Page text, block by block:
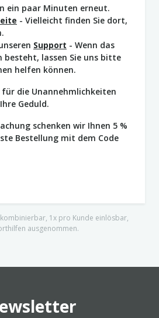
ein paar Minuten erneut.
- Vielleicht finden Sie dort,
Support - Wenn das
besteht, lassen Sie uns bitte
helfen können.
die Unannehmlichkeiten
Geduld.
schenken wir Ihnen 5 %
Bestellung mit dem Code
1x pro Kunde einlösbar,
ausgenommen.